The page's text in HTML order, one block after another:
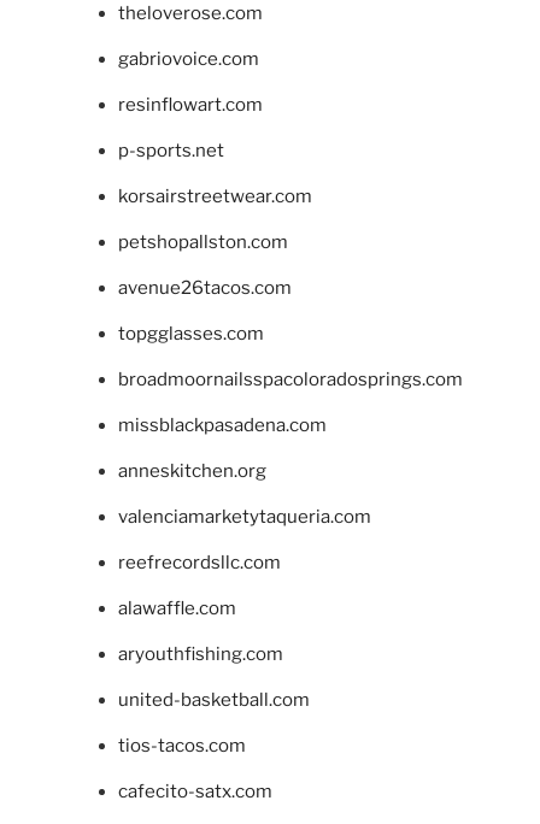
theloverose.com
gabriovoice.com
resinflowart.com
p-sports.net
korsairstreetwear.com
petshopallston.com
avenue26tacos.com
topgglasses.com
broadmoornailsspacoloradosprings.com
missblackpasadena.com
anneskitchen.org
valenciamarketytaqueria.com
reefrecordsllc.com
alawaffle.com
aryouthfishing.com
united-basketball.com
tios-tacos.com
cafecito-satx.com